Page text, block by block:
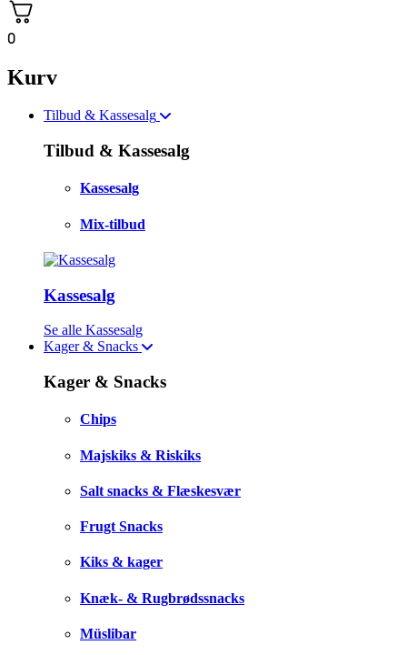
0
Kurv
Tilbud & Kassesalg
Tilbud & Kassesalg
Kassesalg
Mix-tilbud
Kassesalg
Se alle Kassesalg
Kager & Snacks
Kager & Snacks
Chips
Majskiks & Riskiks
Salt snacks & Flæskesvær
Frugt Snacks
Kiks & kager
Knæk- & Rugbrødssnacks
Müslibar